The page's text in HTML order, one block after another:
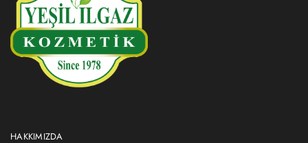
HAKKIMIZDA